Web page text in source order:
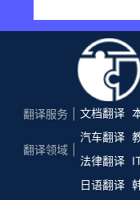
翻译服务 文档翻译
翻译领域
汽车翻译
法律翻译
日语翻译